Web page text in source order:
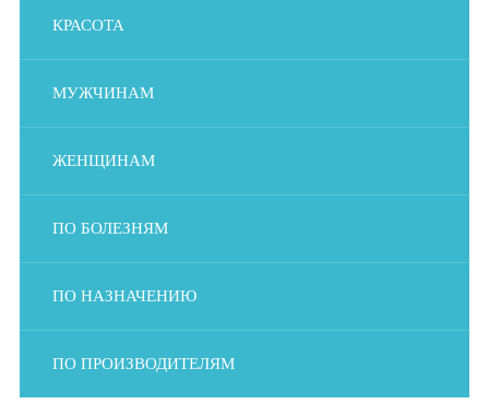
КРАСОТА
МУЖЧИНАМ
ЖЕНЩИНАМ
ПО БОЛЕЗНЯМ
ПО НАЗНАЧЕНИЮ
ПО ПРОИЗВОДИТЕЛЯМ